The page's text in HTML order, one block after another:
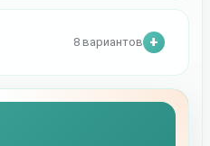
8 вариантов